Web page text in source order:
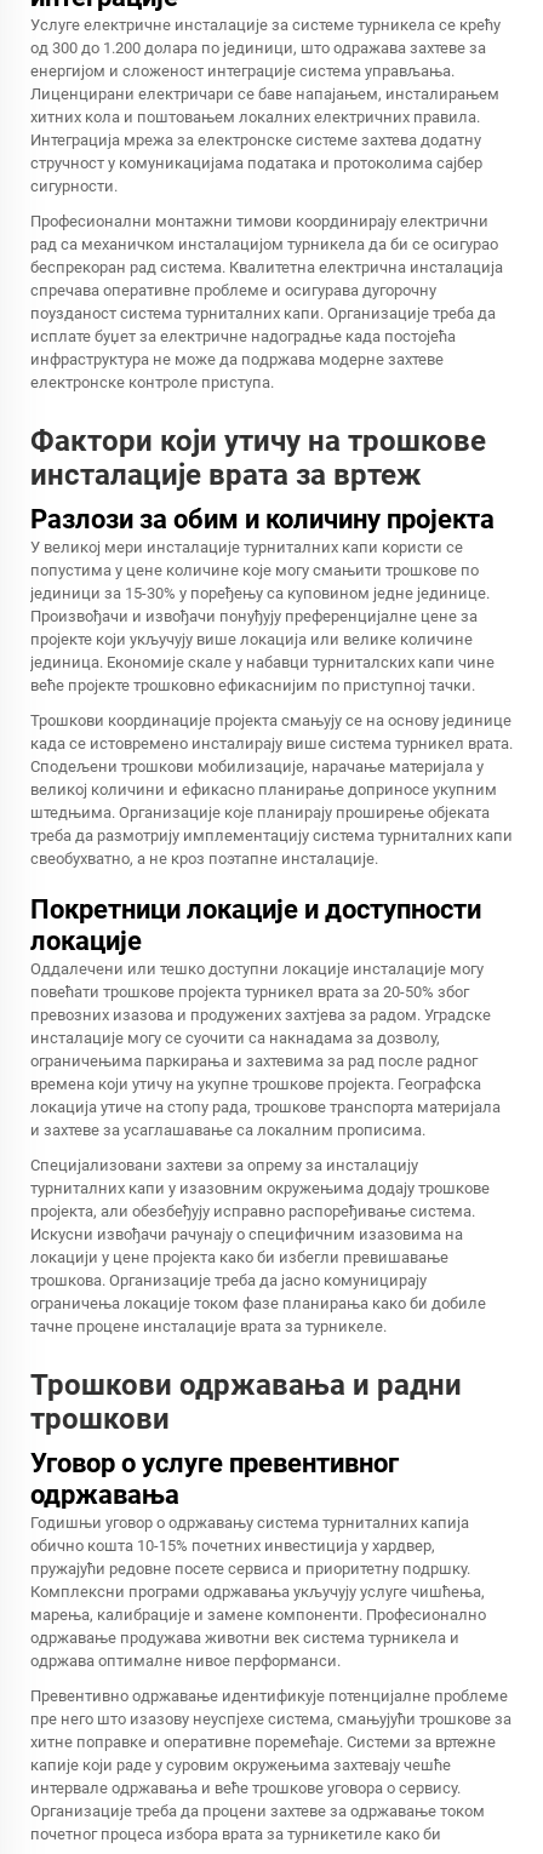
Услуге електричне инсталације за системе турникела се крећу
од 300 до 1.200 долара по јединици, што одражава захтеве за
енергијом и сложеност интеграције система управљања.
Лиценцирани електричари се баве напајањем, инсталирањем
хитних кола и поштовањем локалних електричних правила.
Интеграција мрежа за електронске системе захтева додатну
стручност у комуникацијама података и протоколима сајбер
сигурности.
Професионални монтажни тимови координирају електрични
рад са механичком инсталацијом турникела да би се осигурао
беспрекоран рад система. Квалитетна електрична инсталација
спречава оперативне проблеме и осигурава дугорочну
поузданост система турниталних капи. Организације треба да
исплате буџет за електричне надоградње када постојећа
инфраструктура не може да подржава модерне захтеве
електронске контроле приступа.
Фактори који утичу на трошкове
инсталације врата за вртеж
Разлози за обим и количину пројекта
У великој мери инсталације турниталних капи користи се
попустима у цене количине које могу смањити трошкове по
јединици за 15-30% у поређењу са куповином једне јединице.
Произвођачи и извођачи понуђују преференцијалне цене за
пројекте који укључују више локација или велике количине
јединица. Економије скале у набавци турниталских капи чине
веће пројекте трошковно ефикаснијим по приступној тачки.
Трошкови координације пројекта смањују се на основу јединице
када се истовремено инсталирају више система турникел врата.
Сподељени трошкови мобилизације, нарачање материјала у
великој количини и ефикасно планирање доприносе укупним
штедњима. Организације које планирају проширење објеката
треба да размотрију имплементацију система турниталних капи
свеобухватно, а не кроз поэтапне инсталације.
Покретници локације и доступности
локације
Оддалечени или тешко доступни локације инсталације могу
повећати трошкове пројекта турникел врата за 20-50% због
превозних изазова и продужених захтјева за радом. Уградске
инсталације могу се суочити са накнадама за дозволу,
ограничењима паркирања и захтевима за рад после радног
времена који утичу на укупне трошкове пројекта. Географска
локација утиче на стопу рада, трошкове транспорта материјала
и захтеве за усаглашавање са локалним прописима.
Специјализовани захтеви за опрему за инсталацију
турниталних капи у изазовним окружењима додају трошкове
пројекта, али обезбеђују исправно распоређивање система.
Искусни извођачи рачунају о специфичним изазовима на
локацији у цене пројекта како би избегли превишавање
трошкова. Организације треба да јасно комуницирају
ограничења локације током фазе планирања како би добиле
тачне процене инсталације врата за турникеле.
Трошкови одржавања и радни
трошкови
Уговор о услуге превентивног
одржавања
Годишњи уговор о одржавању система турниталних капија
обично кошта 10-15% почетних инвестиција у хардвер,
пружајући редовне посете сервиса и приоритетну подршку.
Комплексни програми одржавања укључују услуге чишћења,
марења, калибрације и замене компоненти. Професионално
одржавање продужава животни век система турникела и
одржава оптималне нивое перформанси.
Превентивно одржавање идентификује потенцијалне проблеме
пре него што изазову неуспјехе система, смањујући трошкове за
хитне поправке и оперативне поремећаје. Системи за вртежне
капије који раде у суровим окружењима захтевају чешће
интервале одржавања и веће трошкове уговора о сервису.
Организације треба да процени захтеве за одржавање током
почетног процеса избора врата за турникетиле како би